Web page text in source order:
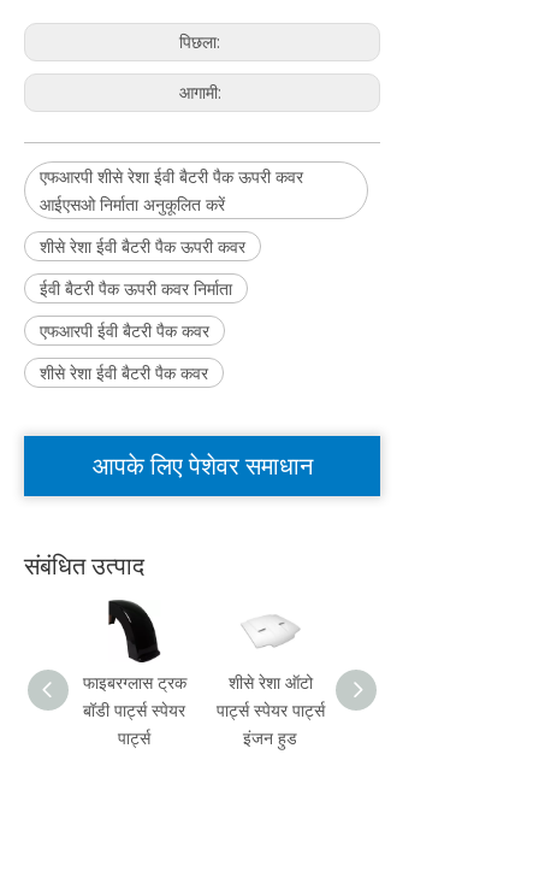
पिछला:
आगामी:
एफआरपी शीसे रेशा ईवी बैटरी पैक ऊपरी कवर
आईएसओ निर्माता अनुकूलित करें
शीसे रेशा ईवी बैटरी पैक ऊपरी कवर
ईवी बैटरी पैक ऊपरी कवर निर्माता
एफआरपी ईवी बैटरी पैक कवर
शीसे रेशा ईवी बैटरी पैक कवर
आपके लिए पेशेवर समाधान
संबंधित उत्पाद
फाइबरग्लास ट्रक
बॉडी पार्ट्स स्पेयर
पार्ट्स
शीसे रेशा ऑटो
पार्ट्स स्पेयर पार्ट्स
इंजन हुड
शीसे रेशा ट्रक
विंड डिफ्लेक्टर